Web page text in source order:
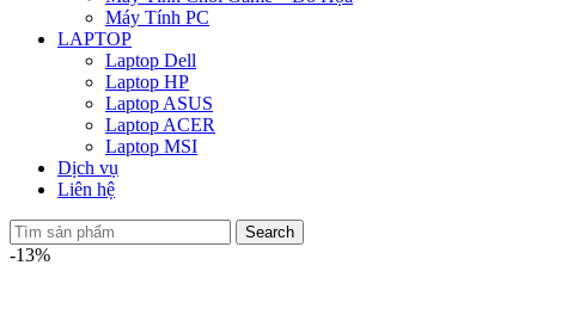
Máy Tính PC
LAPTOP
Laptop Dell
Laptop HP
Laptop ASUS
Laptop ACER
Laptop MSI
Dịch vụ
Liên hệ
Search
-13%